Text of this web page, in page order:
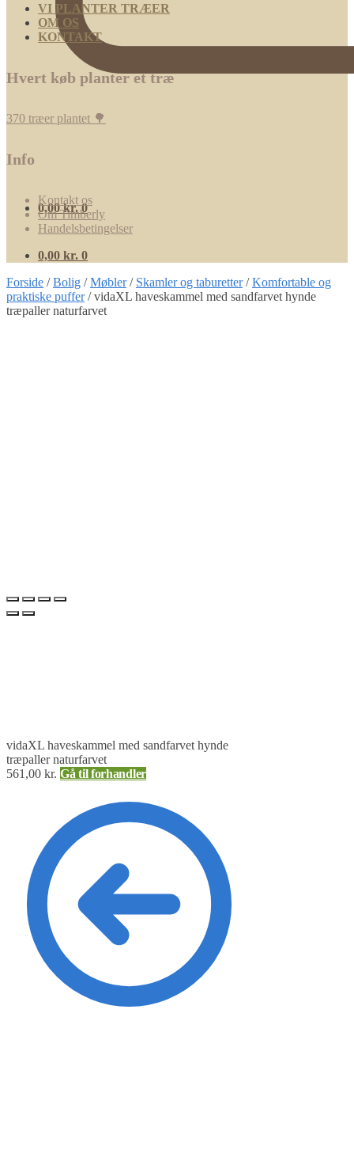
0,00kr. 0
VI PLANTER TRÆER
OM OS
KONTAKT
Hvert køb planter et træ
370 træer plantet 🌳
Info
Kontakt os
Om Timberly
Handelsbetingelser
0,00 kr. 0
Forside /Bolig /Møbler/ Skamler og taburetter/Komfortable og
praktiske puffer/vidaXL haveskammel med sandfarvet hynde
træpaller naturfarvet
vidaXL haveskammel med sandfarvet hynde
træpaller naturfarvet
561,00 kr. Gå til forhandler